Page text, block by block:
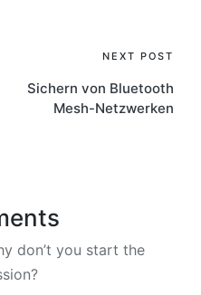
NEXT POST
Sichern von Bluetooth
Mesh-Netzwerken
don’t you start the